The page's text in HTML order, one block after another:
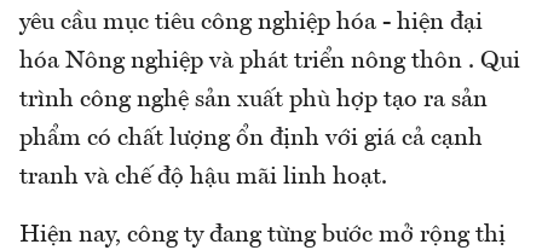
yêu cầu mục tiêu công nghiệp hóa - hiện đại
hóa Nông nghiệp và phát triển nông thôn . Qui
trình công nghệ sản xuất phù hợp tạo ra sản
phẩm có chất lượng ổn định với giá cả cạnh
tranh và chế độ hậu mãi linh hoạt.
Hiện nay, công ty đang từng bước mở rộng thị